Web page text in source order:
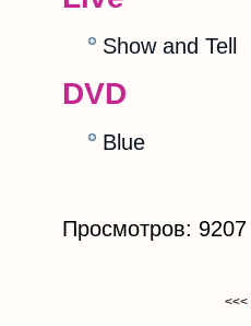
Show and Tell
DVD
Blue
Просмотров: 9207
<<<